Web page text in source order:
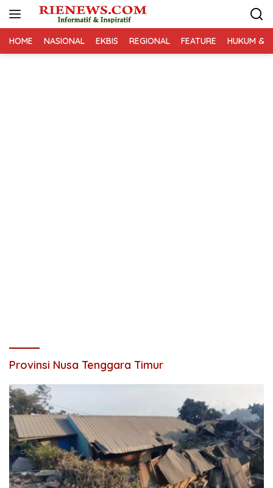
HOME NASIONAL EKBIS REGIONAL FEATURE HUKUM &
Provinsi Nusa Tenggara Timur